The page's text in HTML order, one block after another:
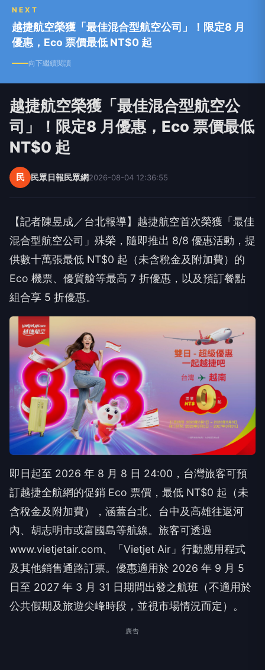
NEXT
越捷航空榮獲「最佳混合型航空公司」！限定8 月
優惠，Eco 票價最低 NT$0 起
向下繼續閱讀
越捷航空榮獲「最佳混合型航空公
司」！限定8 月優惠，Eco 票價最低
NT$0 起
民 民眾日報民眾網2026-08-04 12:36:55
【記者陳昱成／台北報導】越捷航空首次榮獲「最佳
混合型航空公司」殊榮，隨即推出 8/8 優惠活動，提
供數十萬張最低 NT$0 起（未含稅金及附加費）的
Eco 機票、優質艙等最高 7 折優惠，以及預訂餐點
組合享 5 折優惠。
即日起至 2026 年 8 月 8 日 24:00，台灣旅客可預
訂越捷全航網的促銷 Eco 票價，最低 NT$0 起（未
含稅金及附加費），涵蓋台北、台中及高雄往返河
內、胡志明市或富國島等航線。旅客可透過
www.vietjetair.com、「Vietjet Air」行動應用程式
及其他銷售通路訂票。優惠適用於 2026 年 9 月 5
日至 2027 年 3 月 31 日期間出發之航班（不適用於
公共假期及旅遊尖峰時段，並視市場情況而定）。
廣告